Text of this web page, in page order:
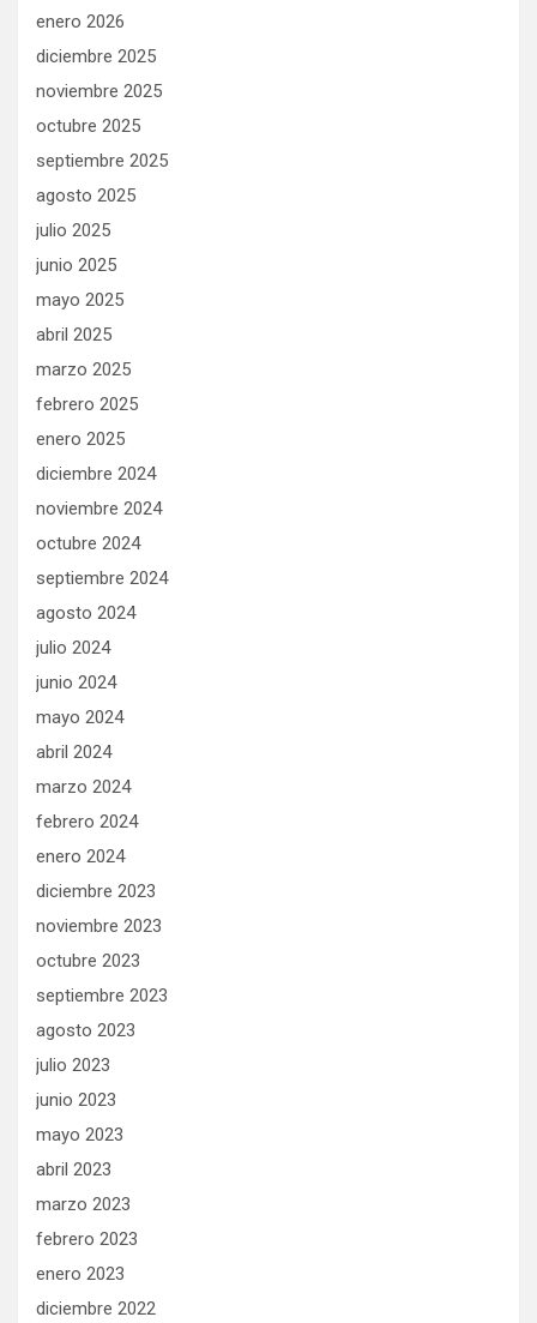
enero 2026
diciembre 2025
noviembre 2025
octubre 2025
septiembre 2025
agosto 2025
julio 2025
junio 2025
mayo 2025
abril 2025
marzo 2025
febrero 2025
enero 2025
diciembre 2024
noviembre 2024
octubre 2024
septiembre 2024
agosto 2024
julio 2024
junio 2024
mayo 2024
abril 2024
marzo 2024
febrero 2024
enero 2024
diciembre 2023
noviembre 2023
octubre 2023
septiembre 2023
agosto 2023
julio 2023
junio 2023
mayo 2023
abril 2023
marzo 2023
febrero 2023
enero 2023
diciembre 2022